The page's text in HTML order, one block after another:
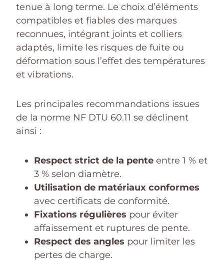
tenue à long terme. Le choix d’éléments
compatibles et fiables des marques
reconnues, intégrant joints et colliers
adaptés, limite les risques de fuite ou
déformation sous l’effet des températures
et vibrations.
Les principales recommandations issues
de la norme NF DTU 60.11 se déclinent
ainsi :
Respect strict de la pente entre 1 % et
3 % selon diamètre.
Utilisation de matériaux conformes
avec certificats de conformité.
Fixations régulières pour éviter
affaissement et ruptures de pente.
Respect des angles pour limiter les
pertes de charge.